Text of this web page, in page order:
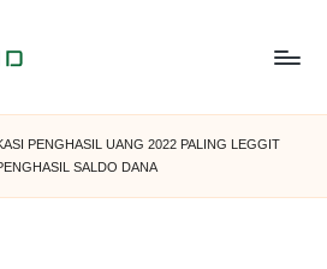
PENGHASIL UANG 2022 PALING LEGGIT
SALDO DANA